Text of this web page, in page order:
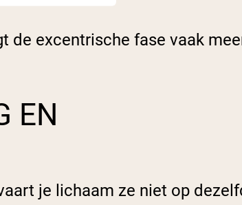
excentrische fase vaak
EN
je lichaam ze niet op